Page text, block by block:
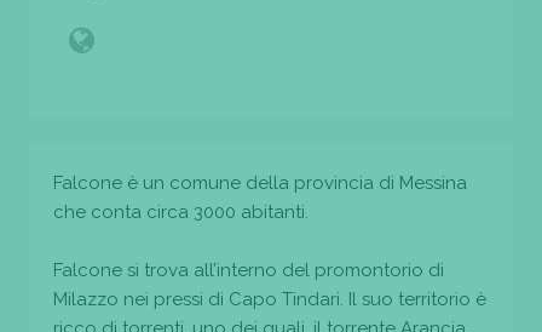
Falcone è un comune della provincia di Messina
che conta circa 3000 abitanti.
Falcone si trova all’interno del promontorio di
Milazzo nei pressi di Capo Tindari. Il suo territorio è